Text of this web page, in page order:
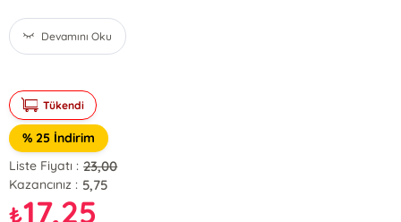
Devamını Oku
Tükendi
% 25 İndirim
Liste Fiyatı : 23,00
Kazancınız : 5,75
₺17,25